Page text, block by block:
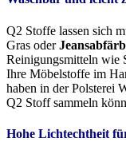
Q2 Stoffe lassen sich
Gras oder
Reinigungsmitteln wie
Ihre Möbelstoffe im
haben in der Polsterei
Q2 Stoff sammeln
Hohe Lichtechtheit